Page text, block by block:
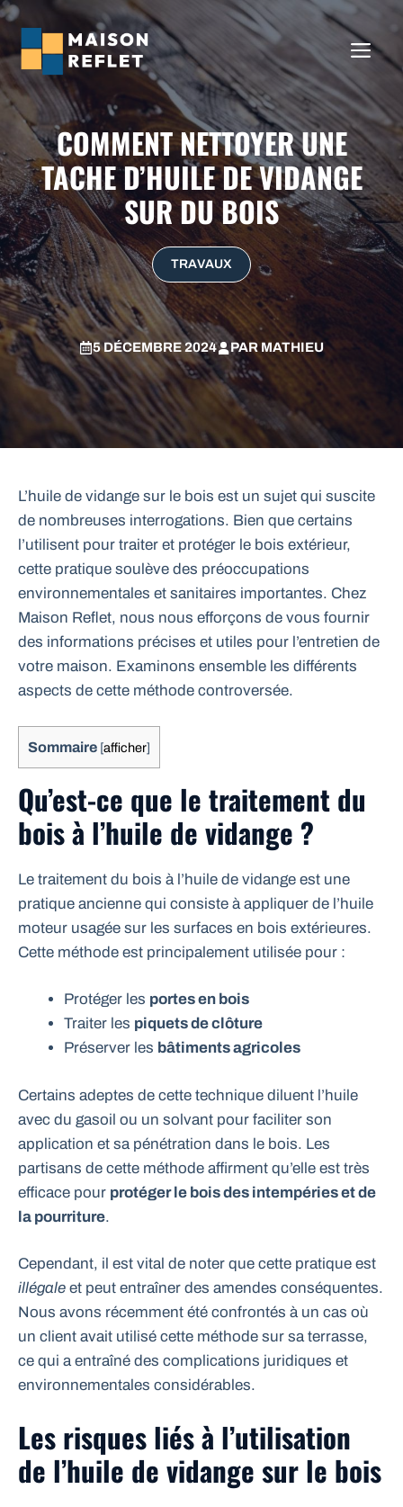
Aller
au
contenu
COMMENT NETTOYER UNE
TACHE D’HUILE DE VIDANGE
SUR DU BOIS
TRAVAUX
5 DÉCEMBRE 2024 PARMATHIEU
L’huile de vidange sur le bois est un sujet qui suscite
de nombreuses interrogations. Bien que certains
l’utilisent pour traiter et protéger le bois extérieur,
cette pratique soulève des préoccupations
environnementales et sanitaires importantes. Chez
Maison Reflet, nous nous efforçons de vous fournir
des informations précises et utiles pour l’entretien de
votre maison. Examinons ensemble les différents
aspects de cette méthode controversée.
Sommaire [afficher]
Qu’est-ce que le traitement du
bois à l’huile de vidange ?
Le traitement du bois à l’huile de vidange est une
pratique ancienne qui consiste à appliquer de l’huile
moteur usagée sur les surfaces en bois extérieures.
Cette méthode est principalement utilisée pour :
Protéger les portes en bois
Traiter les piquets de clôture
Préserver les bâtiments agricoles
Certains adeptes de cette technique diluent l’huile
avec du gasoil ou un solvant pour faciliter son
application et sa pénétration dans le bois. Les
partisans de cette méthode affirment qu’elle est très
efficace pour protéger le bois des intempéries et de
la pourriture.
Cependant, il est vital de noter que cette pratique est
illégale et peut entraîner des amendes conséquentes.
Nous avons récemment été confrontés à un cas où
un client avait utilisé cette méthode sur sa terrasse,
ce qui a entraîné des complications juridiques et
environnementales considérables.
Les risques liés à l’utilisation
de l’huile de vidange sur le bois